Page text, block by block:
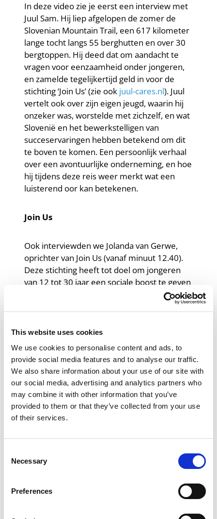
This website uses cookies
We use cookies to personalise content and ads, to
provide social media features and to analyse our traffic.
We also share information about your use of our site with
our social media, advertising and analytics partners who
may combine it with other information that you’ve
provided to them or that they’ve collected from your use
of their services.
Selection
Necessary
Preferences
In deze video zie je eerst een interview met
Juul Sam. Hij liep afgelopen de zomer de
Slovenian Mountain Trail, een 617 kilometer
lange tocht langs 55 berghutten en over 30
bergtoppen. Hij deed dat om aandacht te
vragen voor eenzaamheid onder jongeren,
en zamelde tegelijkertijd geld in voor de
stichting ‘Join Us’ (zie ook juul-cares.nl). Juul
vertelt ook over zijn eigen jeugd, waarin hij
onzeker was, worstelde met zichzelf, en wat
Slovenië en het bewerkstelligen van
succeservaringen hebben betekend om dit
te boven te komen. Een persoonlijk verhaal
over een avontuurlijke onderneming, en hoe
hij tijdens deze reis weer merkt wat een
luisterend oor kan betekenen.
Join Us
Ook interviewden we Jolanda van Gerwe,
oprichter van Join Us (vanaf minuut 12.40).
Deze stichting heeft tot doel om jongeren
van 12 tot 30 jaar een sociale boost te geven
door deelnemers (online) met elkaar in
contact te brengen. Join Us is landelijk actief
jongeren bij het maken van vrienden en het
versterken van hun zelfvertrouwen. In het
interview geeft Jolanda ook aan hoe je als
mentor signalen kunt oppakken en
preventief bezig kunt zijn om sociale isolatie
te voorkomen. Op de website van Join Us
vind je als docent ook tips, video’s en
werkbladen die je kunt gebruiken op school.
een learning event over het versterken van
de sociale omgeving van jongeren. Een linkje
naar tips voor docenten vanuit Join Us vind je
onderdeze link vind je inspiratievragen
om